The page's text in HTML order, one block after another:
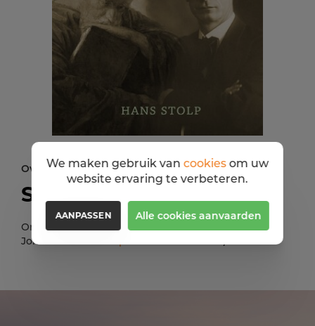
Over de auteur
Stolp Hans
Ontdek Spirituele mensen 'Rudolf Steiner en
Johannes' van
We maken gebruik van cookiesom uw
website ervaring te verbeteren.
AANPASSEN Alle cookies aanvaarden